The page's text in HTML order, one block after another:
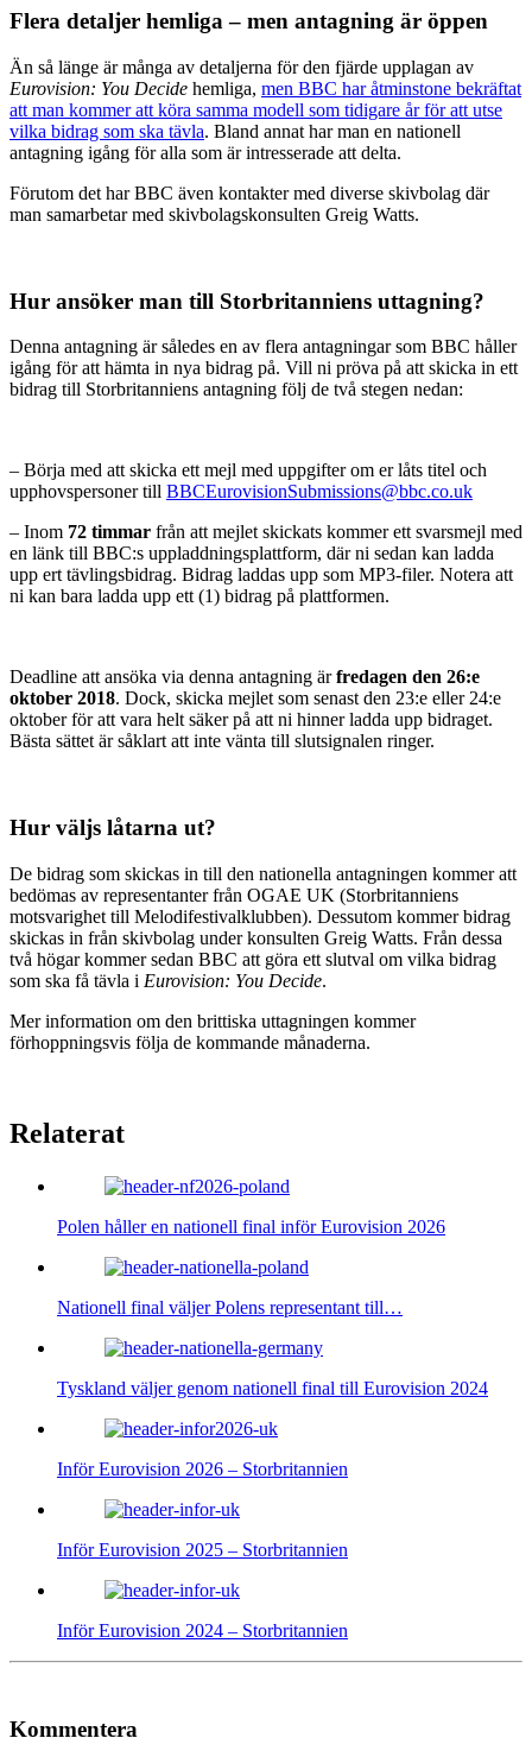
Flera detaljer hemliga – men antagning är öppen
Än så länge är många av detaljerna för den fjärde upplagan av
Eurovision: You Decide hemliga, men BBC har åtminstone bekräftat
att man kommer att köra samma modell som tidigare år för att utse
vilka bidrag som ska tävla. Bland annat har man en nationell
antagning igång för alla som är intresserade att delta.
Förutom det har BBC även kontakter med diverse skivbolag där
man samarbetar med skivbolagskonsulten Greig Watts.
Hur ansöker man till Storbritanniens uttagning?
Denna antagning är således en av flera antagningar som BBC håller
igång för att hämta in nya bidrag på. Vill ni pröva på att skicka in ett
bidrag till Storbritanniens antagning följ de två stegen nedan:
– Börja med att skicka ett mejl med uppgifter om er låts titel och
upphovspersoner till BBCEurovisionSubmissions@bbc.co.uk
– Inom 72 timmar från att mejlet skickats kommer ett svarsmejl med
en länk till BBC:s uppladdningsplattform, där ni sedan kan ladda
upp ert tävlingsbidrag. Bidrag laddas upp som MP3-filer. Notera att
ni kan bara ladda upp ett (1) bidrag på plattformen.
Deadline att ansöka via denna antagning ärfredagen den 26:e
oktober 2018. Dock, skicka mejlet som senast den 23:e eller 24:e
oktober för att vara helt säker på att ni hinner ladda upp bidraget.
Bästa sättet är såklart att inte vänta till slutsignalen ringer.
Hur väljs låtarna ut?
De bidrag som skickas in till den nationella antagningen kommer att
bedömas av representanter från OGAE UK (Storbritanniens
motsvarighet till Melodifestivalklubben). Dessutom kommer bidrag
skickas in från skivbolag under konsulten Greig Watts. Från dessa
två högar kommer sedan BBC att göra ett slutval om vilka bidrag
som ska få tävla i Eurovision: You Decide.
Mer information om den brittiska uttagningen kommer
förhoppningsvis följa de kommande månaderna.
Relaterat
Polen håller en nationell final inför Eurovision 2026
Nationell final väljer Polens representant till…
Tyskland väljer genom nationell final till Eurovision 2024
Inför Eurovision 2026 – Storbritannien
Inför Eurovision 2025 – Storbritannien
Inför Eurovision 2024 – Storbritannien
Kommentera